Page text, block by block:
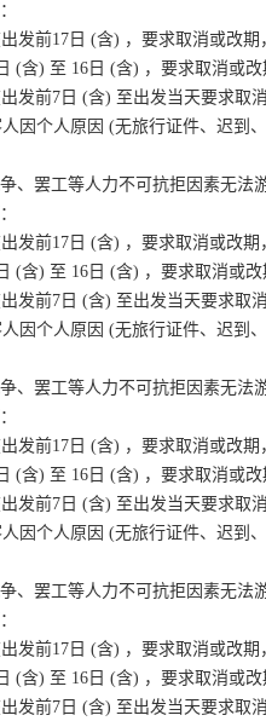
发前17日 (含) ，要求取消或改
(含) 至 16日 (含) ，要求取消或
发前7日 (含) 至出发当天要求取
因个人原因 (无旅行证件、迟到
、罢工等人力不可抗拒因素无
发前17日 (含) ，要求取消或改
(含) 至 16日 (含) ，要求取消或
发前7日 (含) 至出发当天要求取
因个人原因 (无旅行证件、迟到
、罢工等人力不可抗拒因素无
发前17日 (含) ，要求取消或改
(含) 至 16日 (含) ，要求取消或
发前7日 (含) 至出发当天要求取
因个人原因 (无旅行证件、迟到
、罢工等人力不可抗拒因素无
发前17日 (含) ，要求取消或改
(含) 至 16日 (含) ，要求取消或
发前7日 (含) 至出发当天要求取